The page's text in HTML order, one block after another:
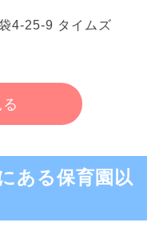
4-25-9 タイムズ
ある保育園以